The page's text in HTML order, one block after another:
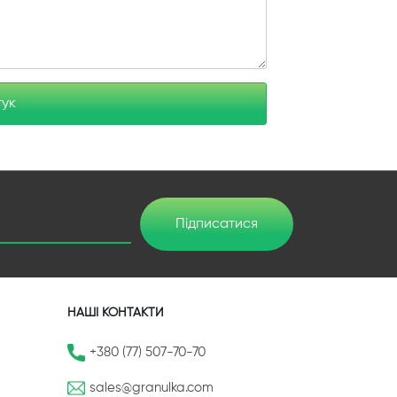
Підписатися
НАШІ КОНТАКТИ
+380 (77) 507-70-70
sales@granulka.com